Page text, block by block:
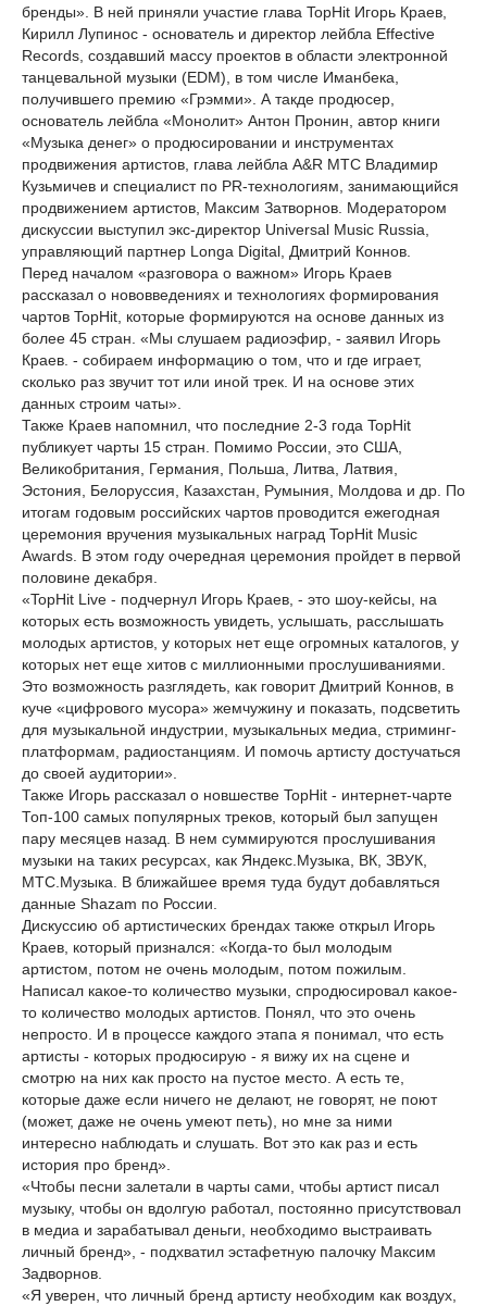
бренды». В ней приняли участие глава TopHit Игорь Краев,
Кирилл Лупинос - основатель и директор лейбла Effective
Records, создавший массу проектов в области электронной
танцевальной музыки (EDM), в том числе Иманбека,
получившего премию «Грэмми». А такде продюсер,
основатель лейбла «Монолит» Антон Пронин, автор книги
«Музыка денег» о продюсировании и инструментах
продвижения артистов, глава лейбла A&R МТС Владимир
Кузьмичев и специалист по PR-технологиям, занимающийся
продвижением артистов, Максим Затворнов. Модератором
дискуссии выступил экс-директор Universal Music Russia,
управляющий партнер Longa Digital, Дмитрий Коннов.
Перед началом «разговора о важном» Игорь Краев
рассказал о нововведениях и технологиях формирования
чартов TopHit, которые формируются на основе данных из
более 45 стран. «Мы слушаем радиоэфир, - заявил Игорь
Краев. - собираем информацию о том, что и где играет,
сколько раз звучит тот или иной трек. И на основе этих
данных строим чаты».
Также Краев напомнил, что последние 2-3 года TopHit
публикует чарты 15 стран. Помимо России, это США,
Великобритания, Германия, Польша, Литва, Латвия,
Эстония, Белоруссия, Казахстан, Румыния, Молдова и др. По
итогам годовым российских чартов проводится ежегодная
церемония вручения музыкальных наград TopHit Music
Awards. В этом году очередная церемония пройдет в первой
половине декабря.
«TopHit Live - подчернул Игорь Краев, - это шоу-кейсы, на
которых есть возможность увидеть, услышать, расслышать
молодых артистов, у которых нет еще огромных каталогов, у
которых нет еще хитов с миллионными прослушиваниями.
Это возможность разглядеть, как говорит Дмитрий Коннов, в
куче «цифрового мусора» жемчужину и показать, подсветить
для музыкальной индустрии, музыкальных медиа, стриминг-
платформам, радиостанциям. И помочь артисту достучаться
до своей аудитории».
Также Игорь рассказал о новшестве TopHit - интернет-чарте
Топ-100 самых популярных треков, который был запущен
пару месяцев назад. В нем суммируются прослушивания
музыки на таких ресурсах, как Яндекс.Музыка, ВК, ЗВУК,
МТС.Музыка. В ближайшее время туда будут добавляться
данные Shаzam по России.
Дискуссию об артистических брендах также открыл Игорь
Краев, который признался: «Когда-то был молодым
артистом, потом не очень молодым, потом пожилым.
Написал какое-то количество музыки, спродюсировал какое-
то количество молодых артистов. Понял, что это очень
непросто. И в процессе каждого этапа я понимал, что есть
артисты - которых продюсирую - я вижу их на сцене и
смотрю на них как просто на пустое место. А есть те,
которые даже если ничего не делают, не говорят, не поют
(может, даже не очень умеют петь), но мне за ними
интересно наблюдать и слушать. Вот это как раз и есть
история про бренд».
«Чтобы песни залетали в чарты сами, чтобы артист писал
музыку, чтобы он вдолгую работал, постоянно присутствовал
в медиа и зарабатывал деньги, необходимо выстраивать
личный бренд», - подхватил эстафетную палочку Максим
Задворнов.
«Я уверен, что личный бренд артисту необходим как воздух,